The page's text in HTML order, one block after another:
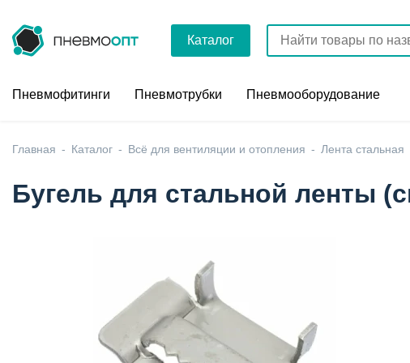
Каталог
Пневмофитинги Пневмотрубки Пневмооборудование
Главная Каталог Всё для вентиляции и отопления Лента стальная
Бугель для стальной ленты